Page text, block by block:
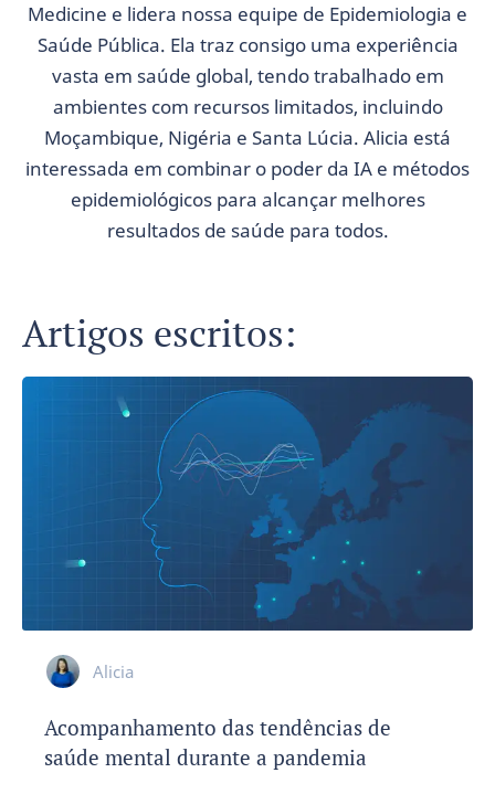
Medicine e lidera nossa equipe de Epidemiologia e
Saúde Pública. Ela traz consigo uma experiência
vasta em saúde global, tendo trabalhado em
ambientes com recursos limitados, incluindo
Moçambique, Nigéria e Santa Lúcia. Alicia está
interessada em combinar o poder da IA e métodos
epidemiológicos para alcançar melhores
resultados de saúde para todos.
Artigos escritos:
Alicia
Acompanhamento das tendências de
saúde mental durante a pandemia